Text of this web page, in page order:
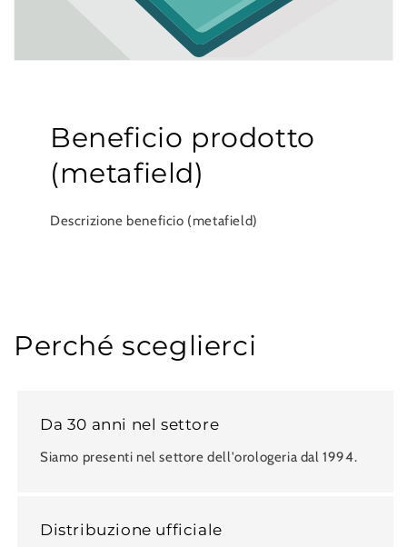
Beneficio prodotto
(metafield)
Descrizione beneficio (metafield)
Perché sceglierci
Da 30 anni nel settore
Siamo presenti nel settore dell'orologeria dal 1994.
Distribuzione ufficiale